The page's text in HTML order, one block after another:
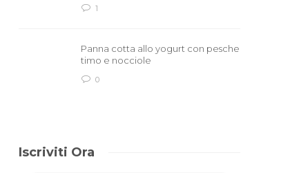
1
Panna cotta allo yogurt con pesche
timo e nocciole
0
Iscriviti Ora